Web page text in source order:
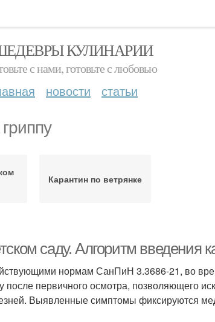
КУЛИНАРИИ
с нами, готовьте с любовью
новости статьи
Карантин по ветрянке
саду. Алгоритм введения
нормам СанПиН 3.3686-21, во
после первичного осмотра, позволяющего
Выявленные симптомы фиксируются